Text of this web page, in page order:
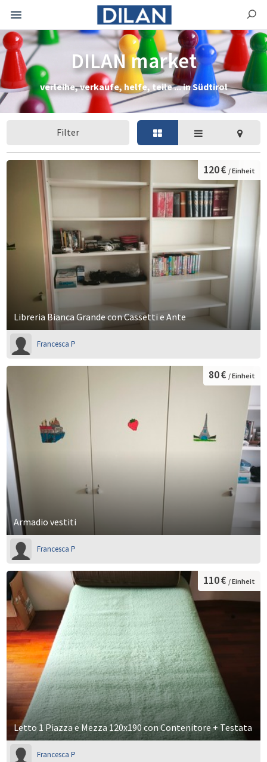
DILAN market
verleihe, verkaufe, helfe, teile ... in Südtirol
Filter
Libreria Bianca Grande con Cassetti e Ante
120 € / Einheit
Francesca P
Armadio vestiti
80 € / Einheit
Francesca P
Letto 1 Piazza e Mezza 120x190 con Contenitore + Testata
110 € / Einheit
Francesca P